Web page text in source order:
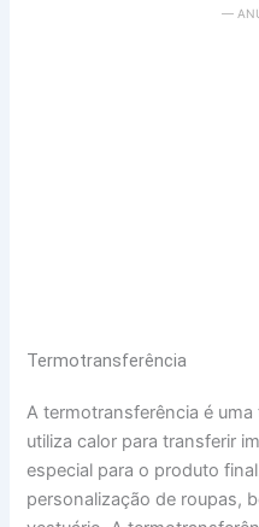
—
Termotransferência
A termotransferência é
utiliza calor para transferir
especial para o produto
personalização de roupas,